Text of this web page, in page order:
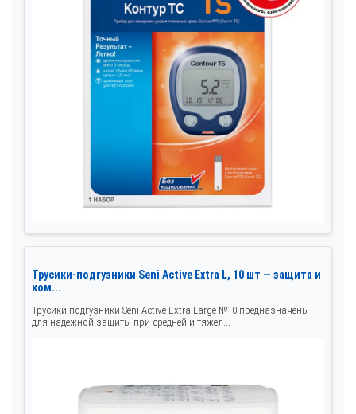
Трусики-подгузники Seni Active Extra L, 10 шт — защита и
ком...
Трусики-подгузники Seni Active Extra Large №10 предназначены
для надежной защиты при средней и тяжел...